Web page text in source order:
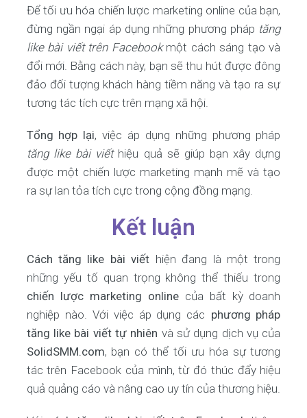
Để tối ưu hóa chiến lược marketing online của bạn,
đừng ngần ngại áp dụng những phương pháp tăng
like bài viết trên Facebookmột cách sáng tạo và
đổi mới. Bằng cách này, bạn sẽ thu hút được đông
đảo đối tượng khách hàng tiềm năng và tạo ra sự
tương tác tích cực trên mạng xã hội.
Tổng hợp lại, việc áp dụng những phương pháp
tăng like bài viếthiệu quả sẽ giúp bạn xây dựng
được một chiến lược marketing mạnh mẽ và tạo
ra sự lan tỏa tích cực trong cộng đồng mạng.
Kết luận
Cách tăng like bài viết hiện đang là một trong
những yếu tố quan trọng không thể thiếu trong
chiến lược marketing onlinecủa bất kỳ doanh
nghiệp nào. Với việc áp dụng các phương pháp
tăng like bài viết tự nhiên và sử dụng dịch vụ của
SolidSMM.com, bạn có thể tối ưu hóa sự tương
tác trên Facebook của mình, từ đó thúc đẩy hiệu
quả quảng cáo và nâng cao uy tín của thương hiệu.